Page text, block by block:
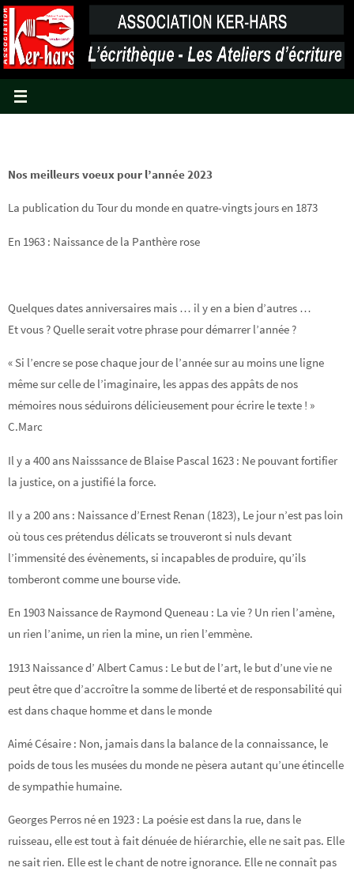
Passer
vers
le
contenu
Nos meilleurs voeux pour l’année 2023
La publication du Tour du monde en quatre-vingts jours en 1873
En 1963 : Naissance de la Panthère rose
Quelques dates anniversaires mais … il y en a bien d’autres …
Et vous ? Quelle serait votre phrase pour démarrer l’année ?
« Si l’encre se pose chaque jour de l’année sur au moins une ligne
même sur celle de l’imaginaire, les appas des appâts de nos
mémoires nous séduirons délicieusement pour écrire le texte ! »
C.Marc
Il y a 400 ans Naisssance de Blaise Pascal 1623 : Ne pouvant fortifier
la justice, on a justifié la force.
Il y a 200 ans : Naissance d’Ernest Renan (1823), Le jour n’est pas loin
où tous ces prétendus délicats se trouveront si nuls devant
l’immensité des évènements, si incapables de produire, qu’ils
tomberont comme une bourse vide.
En 1903 Naissance de Raymond Queneau : La vie ? Un rien l’amène,
un rien l’anime, un rien la mine, un rien l’emmène.
1913 Naissance d’ Albert Camus : Le but de l’art, le but d’une vie ne
peut être que d’accroître la somme de liberté et de responsabilité qui
est dans chaque homme et dans le monde
Aimé Césaire : Non, jamais dans la balance de la connaissance, le
poids de tous les musées du monde ne pèsera autant qu’une étincelle
de sympathie humaine.
Georges Perros né en 1923 : La poésie est dans la rue, dans le
ruisseau, elle est tout à fait dénuée de hiérarchie, elle ne sait pas. Elle
ne sait rien. Elle est le chant de notre ignorance. Elle ne connaît pas